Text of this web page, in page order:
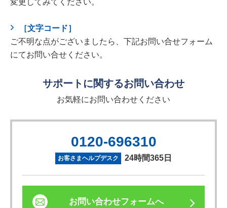
変更してみてください。
［文字コード］
ご不明な点がございましたら、下記お問い合せフォーム
にてお問い合せください。
サポートに関するお問い合わせ
お気軽にお問い合わせください
0120-696310
お客さまヘルプデスク 24時間365日
お問い合わせフォームへ